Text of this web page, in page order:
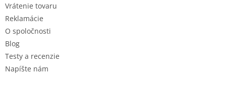
Vrátenie tovaru
Reklamácie
O spoločnosti
Blog
Testy a recenzie
Napíšte nám